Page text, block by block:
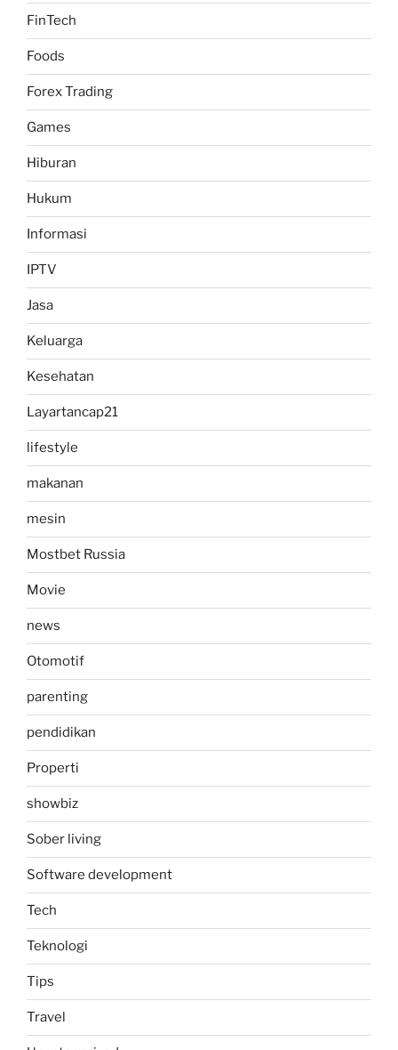
FinTech
Foods
Forex Trading
Games
Hiburan
Hukum
Informasi
IPTV
Jasa
Keluarga
Kesehatan
Layartancap21
lifestyle
makanan
mesin
Mostbet Russia
Movie
news
Otomotif
parenting
pendidikan
Properti
showbiz
Sober living
Software development
Tech
Teknologi
Tips
Travel